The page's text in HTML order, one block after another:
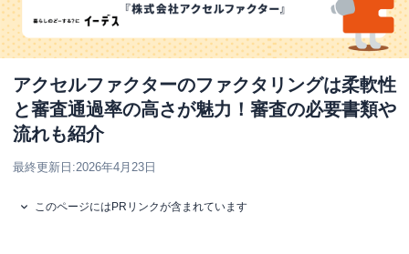
アクセルファクターのファクタリングは柔軟性
と審査通過率の高さが魅力！審査の必要書類や
流れも紹介
最終更新日:2026年4月23日
このページにはPRリンクが含まれています